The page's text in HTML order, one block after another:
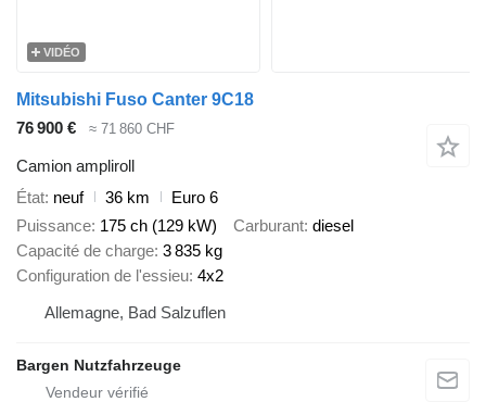
VIDÉO
Mitsubishi Fuso Canter 9C18
76 900 €
≈ 71 860 CHF
Camion ampliroll
État neuf 36 km
Euro 6
Puissance 175 ch (129 kW) Carburant diesel
Capacité de charge 3 835 kg
Configuration de l'essieu 4x2
Allemagne, Bad Salzuflen
Bargen Nutzfahrzeuge